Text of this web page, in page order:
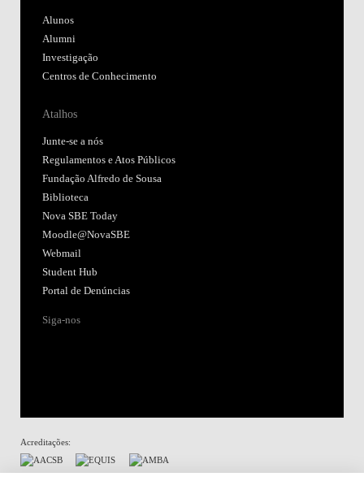
Alunos
Alumni
Investigação
Centros de Conhecimento
Atalhos
Junte-se a nós
Regulamentos e Atos Públicos
Fundação Alfredo de Sousa
Biblioteca
Nova SBE Today
Moodle@NovaSBE
Webmail
Student Hub
Portal de Denúncias
Siga-nos
Acreditações: